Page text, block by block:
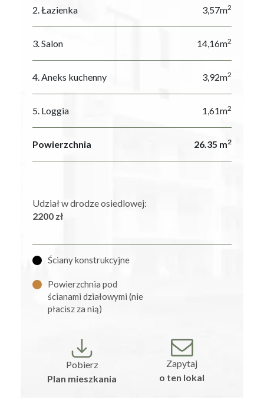
2. Łazienka 3,57m2
3. Salon 14,16m2
4. Aneks kuchenny 3,92m2
5. Loggia 1,61m2
Powierzchnia 26.35 m2
Udział w drodze osiedlowej:
2200 zł
Ściany konstrukcyjne
Powierzchnia pod
ścianami działowymi (nie
płacisz za nią)
Pobierz
Plan mieszkania
Zapytaj
o ten lokal